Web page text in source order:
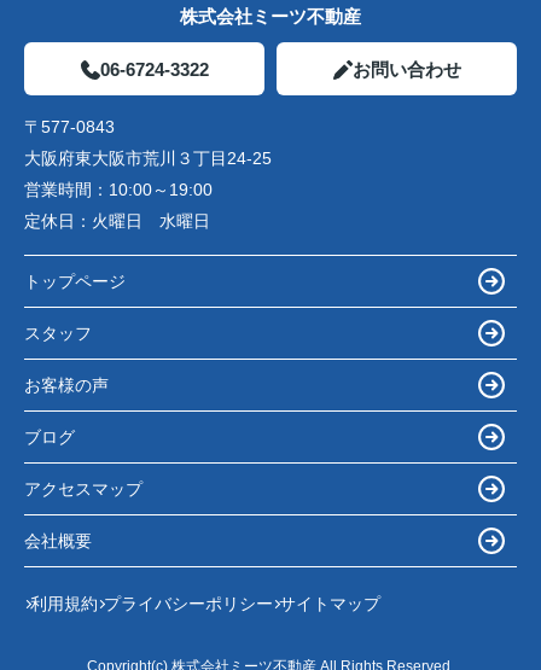
株式会社ミーツ不動産
06-6724-3322 お問い合わせ
〒577-0843
大阪府東大阪市荒川３丁目24-25
営業時間： 10:00～19:00
定休日： 火曜日 水曜日
トップページ
スタッフ
お客様の声
ブログ
アクセスマップ
会社概要
利用規約 プライバシーポリシー サイトマップ